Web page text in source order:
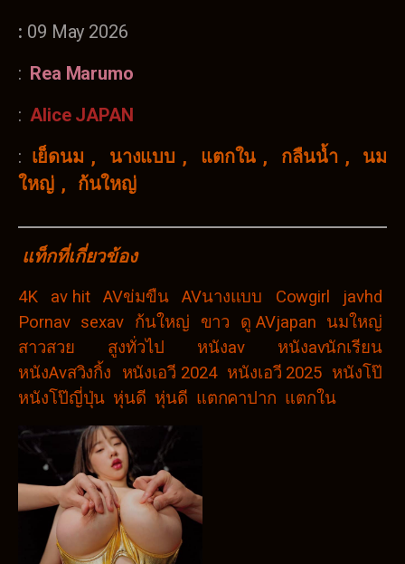
: 09 May 2026
: Rea Marumo
: Alice JAPAN
: เย็ดนม , นางแบบ , แตกใน , กลืนน้ำ ,
นม
ใหญ่ , ก้นใหญ่
แท็กที่เกี่ยวข้อง
4K av hit AVข่มขืน AVนางแบบ Cowgirl
javhd
Pornav sexav ก้นใหญ่ ขาว ดู AVjapan นมใหญ่
สาวสวย
สูงทั่วไป หนังav
หนังavนักเรียน
หนังAvสวิงกิ้ง
หนังเอวี 2024 หนังเอวี 2025 หนังโป๊
หนังโป๊ญี่ปุ่น หุ่นดี หุ่นดี แตกคาปาก แตกใน